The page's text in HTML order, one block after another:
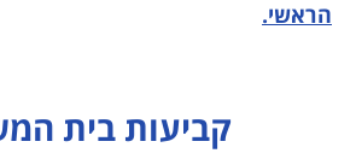
הראשי.
קביעות בית